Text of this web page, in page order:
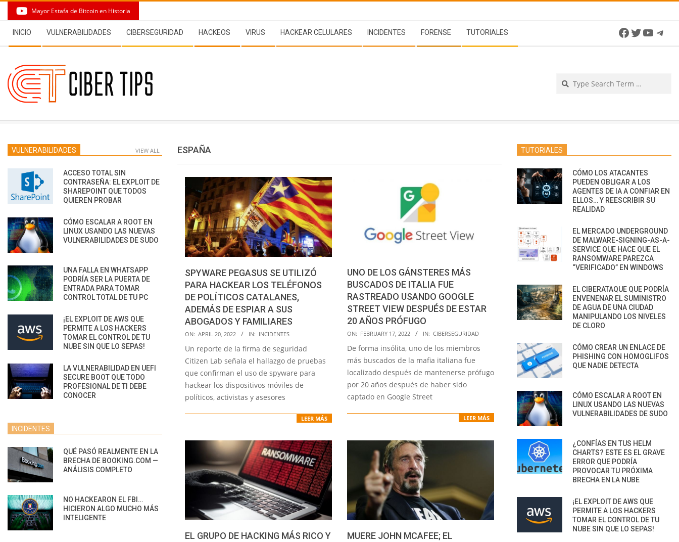
content
Mayor Estafa de Bitcoin en Historia
Navigation
Menu
INICIO VULNERABILIDADES CIBERSEGURIDAD HACKEOS VIRUS HACKEAR CELULARES INCIDENTES FORENSE TUTORIALES Facebook
Twitter
ESPAÑA
SPYWARE PEGASUS SE UTILIZÓ
PARA HACKEAR LOS TELÉFONOS
DE POLÍTICOS CATALANES,
ADEMÁS DE ESPIAR A SUS
ABOGADOS Y FAMILIARES
2022-
04-
20
ON: APRIL 20, 2022 IN: INCIDENTES
Un reporte de la firma de seguridad
Citizen Lab señala el hallazgo de pruebas
que confirman el uso de spyware para
hackear los dispositivos móviles de
políticos, activistas y asesores
LEER MÁS
UNO DE LOS GÁNSTERES MÁS
BUSCADOS DE ITALIA FUE
RASTREADO USANDO GOOGLE
STREET VIEW DESPUÉS DE ESTAR
20 AÑOS PRÓFUGO
2022-
02-
17
ON: FEBRUARY 17, 2022 IN: CIBERSEGURIDAD
De forma insólita, uno de los miembros
más buscados de la mafia italiana fue
localizado después de mantenerse prófugo
por 20 años después de haber sido
captado en Google Street
LEER MÁS
EL GRUPO DE HACKING MÁS RICO Y
MUERE JOHN MCAFEE; EL
VULNERABILIDADES VIEW ALL
ACCESO TOTAL SIN
CONTRASEÑA: EL EXPLOIT DE
SHAREPOINT QUE TODOS
QUIEREN PROBAR
CÓMO ESCALAR A ROOT EN
LINUX USANDO LAS NUEVAS
VULNERABILIDADES DE SUDO
UNA FALLA EN WHATSAPP
PODRÍA SER LA PUERTA DE
ENTRADA PARA TOMAR
CONTROL TOTAL DE TU PC
¡EL EXPLOIT DE AWS QUE
PERMITE A LOS HACKERS
TOMAR EL CONTROL DE TU
NUBE SIN QUE LO SEPAS!
LA VULNERABILIDAD EN UEFI
SECURE BOOT QUE TODO
PROFESIONAL DE TI DEBE
CONOCER
INCIDENTES
QUÉ PASÓ REALMENTE EN LA
BRECHA DE BOOKING.COM —
ANÁLISIS COMPLETO
NO HACKEARON EL FBI…
HICIERON ALGO MUCHO MÁS
INTELIGENTE
TUTORIALES
CÓMO LOS ATACANTES
PUEDEN OBLIGAR A LOS
AGENTES DE IA A CONFIAR EN
ELLOS… Y REESCRIBIR SU
REALIDAD
EL MERCADO UNDERGROUND
DE MALWARE-SIGNING-AS-A-
SERVICE QUE HACE QUE EL
RANSOMWARE PAREZCA
“VERIFICADO” EN WINDOWS
EL CIBERATAQUE QUE PODRÍA
ENVENENAR EL SUMINISTRO
DE AGUA DE UNA CIUDAD
MANIPULANDO LOS NIVELES
DE CLORO
CÓMO CREAR UN ENLACE DE
PHISHING CON HOMOGLIFOS
QUE NADIE DETECTA
CÓMO ESCALAR A ROOT EN
LINUX USANDO LAS NUEVAS
VULNERABILIDADES DE SUDO
¿CONFÍAS EN TUS HELM
CHARTS? ESTE ES EL GRAVE
ERROR QUE PODRÍA
PROVOCAR TU PRÓXIMA
BRECHA EN LA NUBE
¡EL EXPLOIT DE AWS QUE
PERMITE A LOS HACKERS
TOMAR EL CONTROL DE TU
NUBE SIN QUE LO SEPAS!